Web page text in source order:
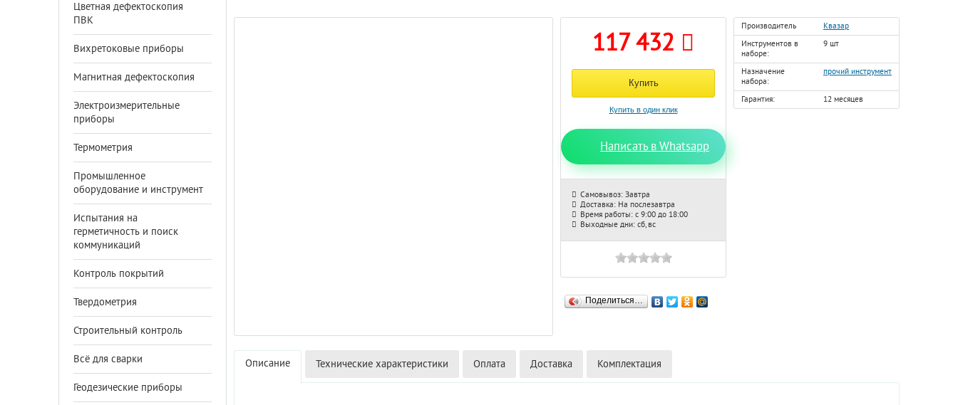
Цветная дефектоскопия
ПВК
Вихретоковые приборы
Магнитная дефектоскопия
Электроизмерительные
приборы
Термометрия
Промышленное
оборудование и инструмент
Испытания на
герметичность и поиск
коммуникаций
Контроль покрытий
Твердометрия
Строительный контроль
Всё для сварки
Геодезические приборы
117 432
Написать в Whatsapp
Самовывоз: Завтра
Доставка: На послезавтра
Время работы: с 9:00 до 18:00
Выходные дни: сб, вс
Поделиться…
Производитель
Квазар
Инструментов в
наборе:
9 шт
Назначение
набора:
прочий инструмент
Гарантия: 12 месяцев
Описание Технические характеристики Оплата Доставка Комплектация